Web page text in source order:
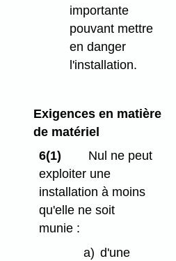
importante
pouvant mettre
en danger
l'installation.
Exigences en matière
de matériel
6(1)
Nul ne peut
exploiter une
installation à moins
qu'elle ne soit
munie :
a) d'une